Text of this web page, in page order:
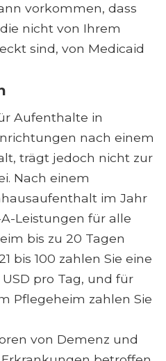
vorkommen, dass
nicht von Ihrem
sind, von Medicaid
Aufenthalte in
nach einem
trägt jedoch nicht zur
Nach einem
im Jahr
Leistungen für alle
bis zu 20 Tagen
bis 100 zahlen Sie eine
pro Tag, und für
Pflegeheim zahlen Sie
von Demenz und